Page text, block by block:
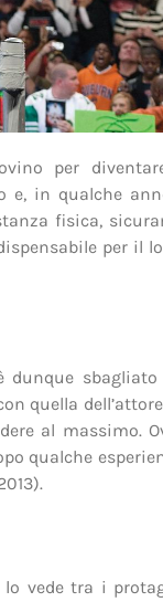
per
in qualche
fisica,
per il
dunque
quella
al massimo.
qualche
vede tra i